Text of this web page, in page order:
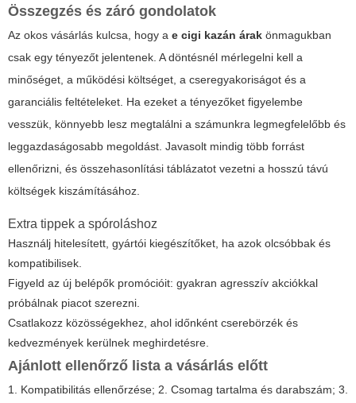
Összegzés és záró gondolatok
Az okos vásárlás kulcsa, hogy a e cigi kazán árak önmagukban
csak egy tényezőt jelentenek. A döntésnél mérlegelni kell a
minőséget, a működési költséget, a cseregyakoriságot és a
garanciális feltételeket. Ha ezeket a tényezőket figyelembe
vesszük, könnyebb lesz megtalálni a számunkra legmegfelelőbb és
leggazdaságosabb megoldást. Javasolt mindig több forrást
ellenőrizni, és összehasonlítási táblázatot vezetni a hosszú távú
költségek kiszámításához.
Extra tippek a spóroláshoz
Használj hitelesített, gyártói kiegészítőket, ha azok olcsóbbak és
kompatibilisek.
Figyeld az új belépők promócióit: gyakran agresszív akciókkal
próbálnak piacot szerezni.
Csatlakozz közösségekhez, ahol időnként cserebörzék és
kedvezmények kerülnek meghirdetésre.
Ajánlott ellenőrző lista a vásárlás előtt
1. Kompatibilitás ellenőrzése; 2. Csomag tartalma és darabszám; 3.